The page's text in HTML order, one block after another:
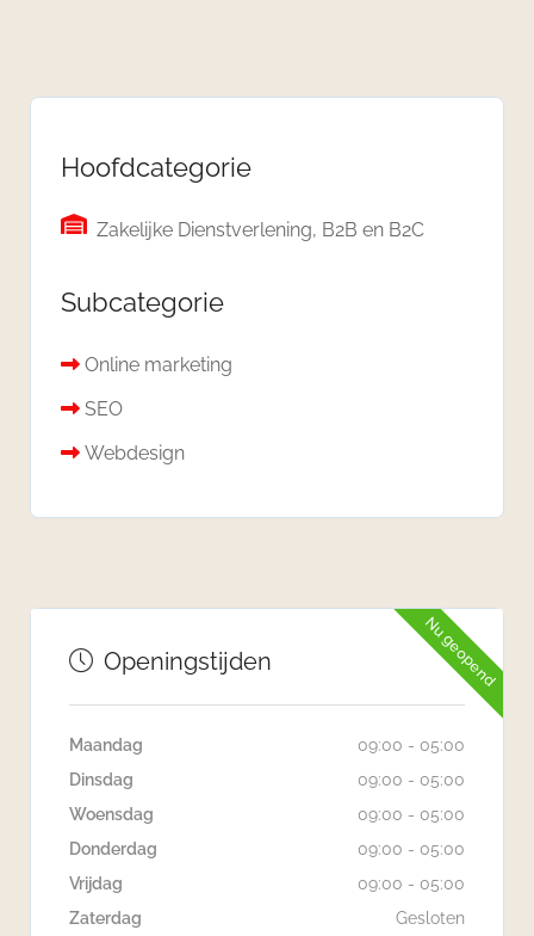
Hoofdcategorie
Zakelijke Dienstverlening, B2B en B2C
Subcategorie
Online marketing
SEO
Webdesign
Nu geopend
Openingstijden
Maandag
09:00 - 05:00
Dinsdag
09:00 - 05:00
Woensdag
09:00 - 05:00
Donderdag
09:00 - 05:00
Vrijdag
09:00 - 05:00
Zaterdag
Gesloten